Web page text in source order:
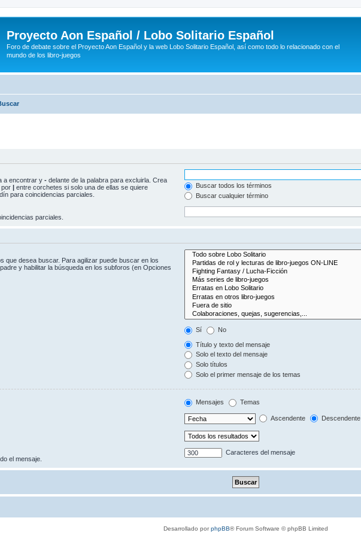
Proyecto Aon Español / Lobo Solitario Español
Foro de debate sobre el Proyecto Aon Español y la web Lobo Solitario Español, así como todo lo relacionado con el
mundo de los libro-juegos
a encontrar y - delante de la palabra para excluirla. Crea
por | entre corchetes si solo una de ellas se quiere
para coincidencias parciales.
Buscar todos los términos
Buscar cualquier término
parciales.
que desea buscar. Para agilizar puede buscar en los
y habilitar la búsqueda en los subforos (en Opciones
Sí No
Título y texto del mensaje
Solo el texto del mensaje
Solo títulos
Solo el primer mensaje de los temas
Mensajes Temas
Ascendente Descendente
el mensaje.
Caracteres del mensaje
Desarrollado porphpBB® Forum Software © phpBB Limited